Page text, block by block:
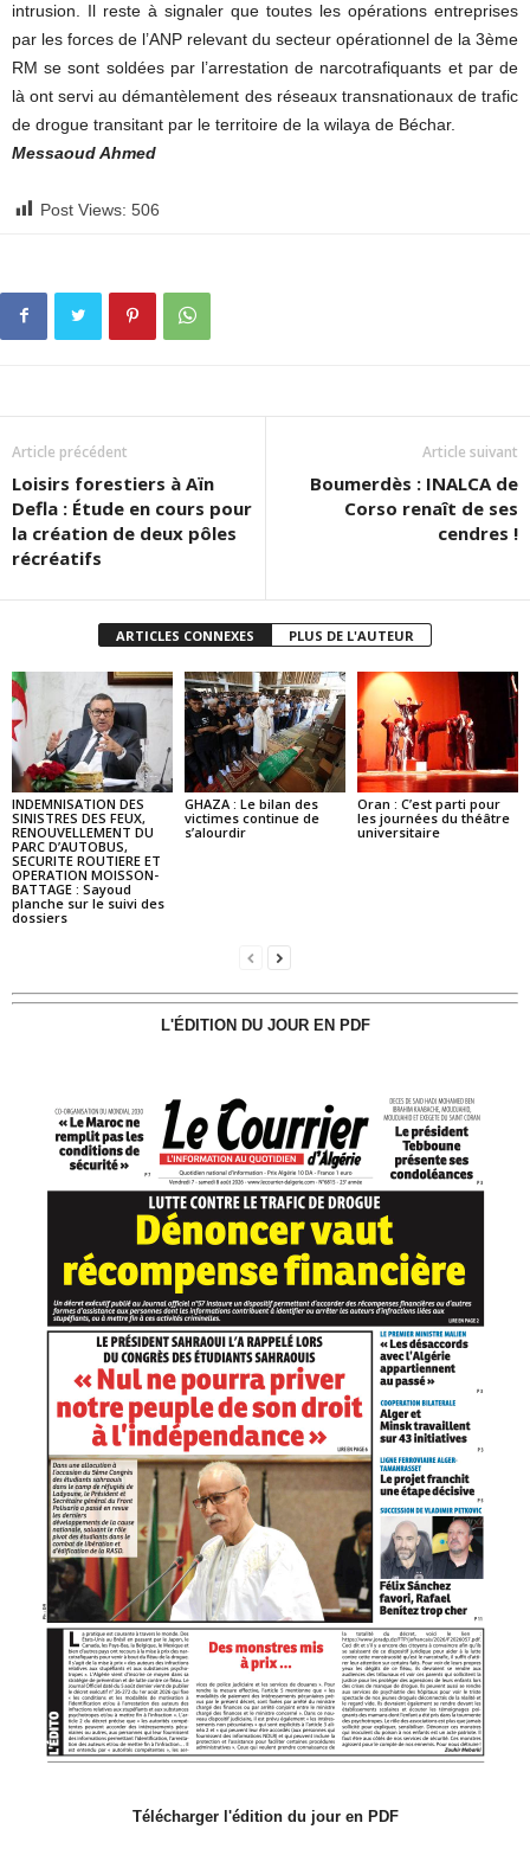
intrusion. Il reste à signaler que toutes les opérations entreprises
par les forces de l’ANP relevant du secteur opérationnel de la 3ème
RM se sont soldées par l’arrestation de narcotrafiquants et par de
là ont servi au démantèlement des réseaux transnationaux de trafic
de drogue transitant par le territoire de la wilaya de Béchar.
Messaoud Ahmed
Post Views: 506
Article précédent
Loisirs forestiers à Aïn
Defla : Étude en cours pour
la création de deux pôles
récréatifs
Article suivant
Boumerdès : INALCA de
Corso renaît de ses
cendres !
ARTICLES CONNEXES PLUS DE L'AUTEUR
INDEMNISATION DES
SINISTRES DES FEUX,
RENOUVELLEMENT DU
PARC D’AUTOBUS,
SECURITE ROUTIERE ET
OPERATION MOISSON-
BATTAGE : Sayoud
planche sur le suivi des
dossiers
GHAZA : Le bilan des
victimes continue de
s’alourdir
Oran : C’est parti pour
les journées du théâtre
universitaire
L'ÉDITION DU JOUR EN PDF
Télécharger l'édition du jour en PDF